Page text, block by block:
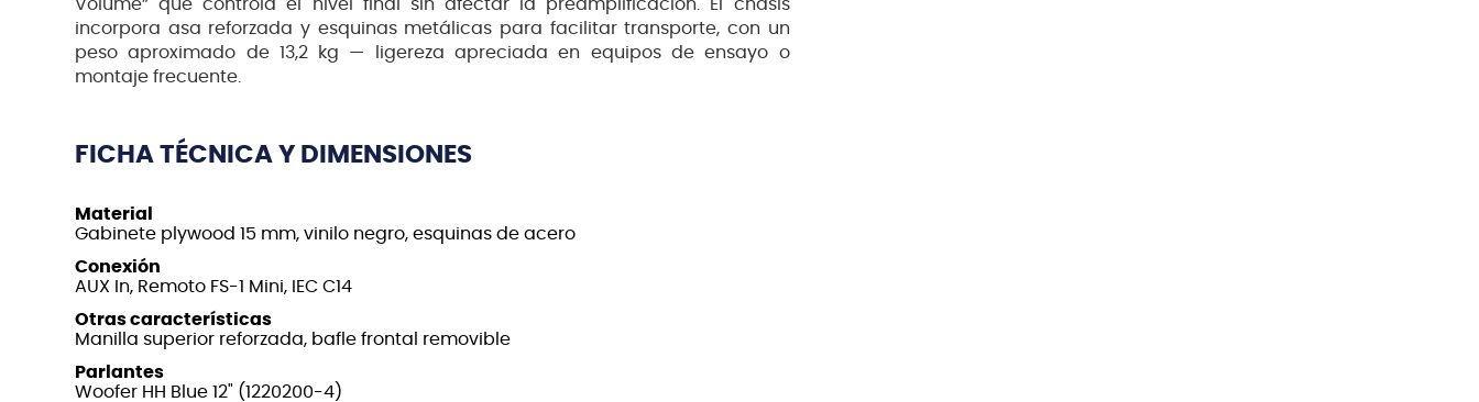
Volume” que controla el nivel final sin afectar la preamplificación. El chasis
incorpora asa reforzada y esquinas metálicas para facilitar transporte, con un
peso aproximado de 13,2 kg — ligereza apreciada en equipos de ensayo o
montaje frecuente.
FICHA TÉCNICA Y DIMENSIONES
Material
Gabinete plywood 15 mm, vinilo negro, esquinas de acero
Conexión
AUX In, Remoto FS-1 Mini, IEC C14
Otras características
Manilla superior reforzada, bafle frontal removible
Parlantes
Woofer HH Blue 12" (1220200-4)